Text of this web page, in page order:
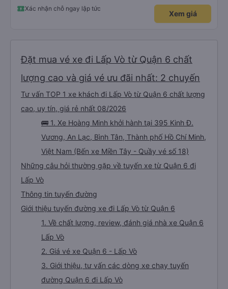
Xác nhận chỗ ngay lập tức
Xem giá
Đặt mua vé xe đi Lấp Vò từ Quận 6 chất
lượng cao và giá vé ưu đãi nhất: 2 chuyến
Tư vấn TOP 1 xe khách đi Lấp Vò từ Quận 6 chất lượng
cao, uy tín, giá rẻ nhất 08/2026
🚌 1. Xe Hoàng Minh khởi hành tại 395 Kinh Đ.
Vương, An Lạc, Bình Tân, Thành phố Hồ Chí Minh,
Việt Nam (Bến xe Miền Tây - Quầy vé số 18)
Những câu hỏi thường gặp về tuyến xe từ Quận 6 đi
Lấp Vò
Thông tin tuyến đường
Giới thiệu tuyến đường xe đi Lấp Vò từ Quận 6
1. Về chất lượng, review, đánh giá nhà xe Quận 6
Lấp Vò
2. Giá vé xe Quận 6 - Lấp Vò
3. Giới thiệu, tư vấn các dòng xe chạy tuyến
đường Quận 6 đi Lấp Vò